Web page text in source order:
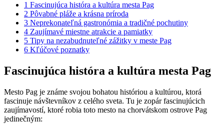
1 Fascinujúca históra a kultúra mesta Pag
2 Pôvabné pláže a krásna príroda
3 Neprekonateľná gastronómia a tradičné pochutiny
4 Zaujímavé miestne atrakcie a pamiatky
5 Tipy na nezabudnuteľné zážitky v meste Pag
6 Kľúčové poznatky
Fascinujúca históra a kultúra mesta Pag
Mesto Pag je známe svojou bohatou históriou a kultúrou, ktorá
fascinuje návštevníkov z celého sveta. Tu je zopár fascinujúcich
zaujímavostí, ktoré robia toto mesto na chorvátskom ostrove Pag
jedinečným: